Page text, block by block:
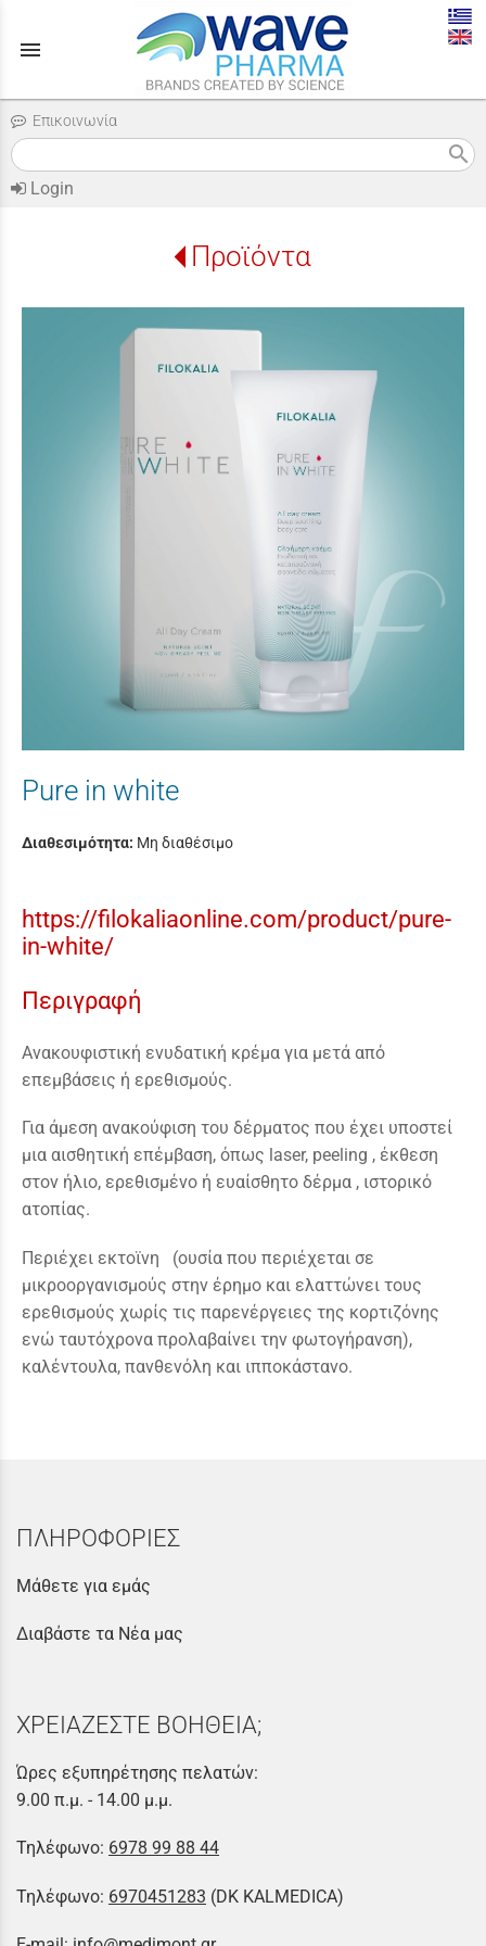
menu
Επικοινωνία
search
Login
Προϊόντα
Pure in white
Διαθεσιμότητα: Μη διαθέσιμο
https://filokaliaonline.com/product/pure-
in-white/
Περιγραφή
Ανακουφιστική ενυδατική κρέμα για μετά από
επεμβάσεις ή ερεθισμούς.
Για άμεση ανακούφιση του δέρματος που έχει υποστεί
μια αισθητική επέμβαση, όπως laser, peeling , έκθεση
στον ήλιο, ερεθισμένο ή ευαίσθητο δέρμα , ιστορικό
ατοπίας.
Περιέχει εκτοϊνη (ουσία που περιέχεται σε
μικροοργανισμούς στην έρημο και ελαττώνει τους
ερεθισμούς χωρίς τις παρενέργειες της κορτιζόνης
ενώ ταυτόχρονα προλαβαίνει την φωτογήρανση),
καλέντουλα, πανθενόλη και ιπποκάστανο.
ΠΛΗΡΟΦΟΡΙΕΣ
Μάθετε για εμάς
Διαβάστε τα Νέα μας
ΧΡΕΙΑΖΕΣΤΕ ΒΟΗΘΕΙΑ;
Ώρες εξυπηρέτησης πελατών:
9.00 π.μ. - 14.00 μ.μ.
Τηλέφωνο: 6978 99 88 44
Τηλέφωνο: 6970451283 (DK KALMEDICA)